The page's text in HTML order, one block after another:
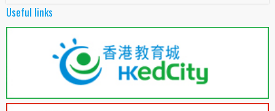
Useful links